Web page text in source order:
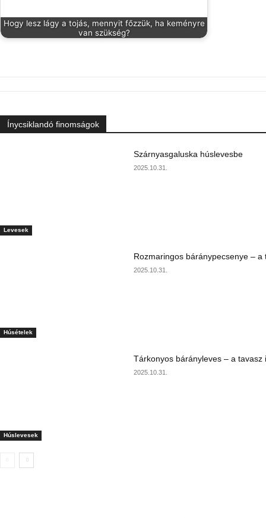
Hogy lesz lágy a tojás, mennyit főzzük, ha keményre
van szükség?
Ínycsiklandó finomságok
Levesek
Szárnyasgaluska húslevesbe
2025.10.31.
Húsételek
Rozmaringos báránypecsenye – a
2025.10.31.
Húslevesek
Tárkonyos bárányleves – a tavasz
2025.10.31.